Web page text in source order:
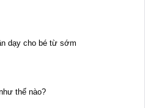
dạy cho bé từ sớm
thế nào?